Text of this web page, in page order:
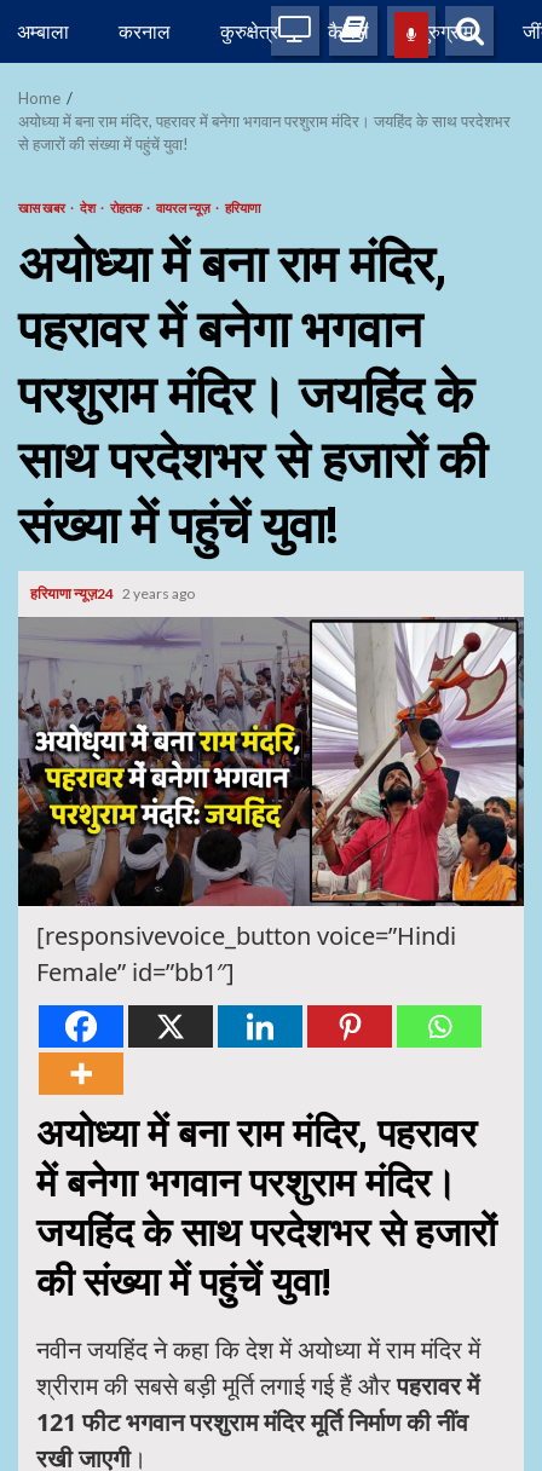
content
अम्बाला करनाल कुरुक्षेत्र कैथल गुरुग्राम
Home
अयोध्या में बना राम मंदिर, पहरावर में बनेगा भगवान परशुराम मंदिर। जयहिंद के साथ परदेशभर
से हजारों की संख्या में पहुंचें युवा!
खास खबर देश रोहतक वायरल न्यूज़ हरियाणा
अयोध्या में बना राम मंदिर,
पहरावर में बनेगा भगवान
परशुराम मंदिर। जयहिंद के
साथ परदेशभर से हजारों की
संख्या में पहुंचें युवा!
हरियाणा न्यूज़24 2 years ago
[responsivevoice_button voice=”Hindi
Female” id=”bb1″]
अयोध्या में बना राम मंदिर, पहरावर
में बनेगा भगवान परशुराम मंदिर।
जयहिंद के साथ परदेशभर से हजारों
की संख्या में पहुंचें युवा!
नवीन जयहिंद ने कहा कि देश में अयोध्या में राम मंदिर में
श्रीराम की सबसे बड़ी मूर्ति लगाई गई हैं औरपहरावर में
121 फीट भगवान परशुराम मंदिर मूर्ति निर्माण की नींव
रखी जाएगी।